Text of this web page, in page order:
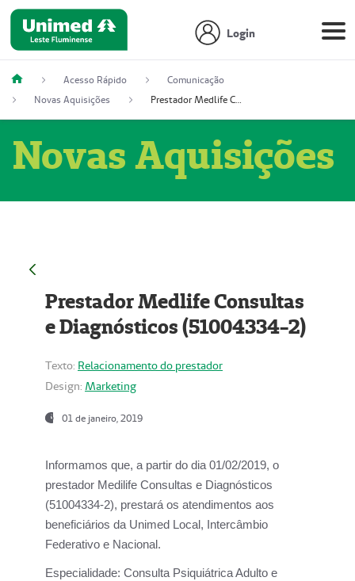
Login
Acesso Rápido
Comunicação
Novas Aquisições
Prestador Medlife Consultas e Diagnósticos (51004334-2)
Novas Aquisições
Prestador Medlife Consultas
e Diagnósticos (51004334-2)
Texto: Relacionamento do prestador
Design: Marketing
01 de janeiro, 2019
Informamos que, a partir do dia 01/02/2019, o
prestador Medilife Consultas e Diagnósticos
(51004334-2), prestará os atendimentos aos
beneficiários da Unimed Local, Intercâmbio
Federativo e Nacional.
Especialidade: Consulta Psiquiátrica Adulto e